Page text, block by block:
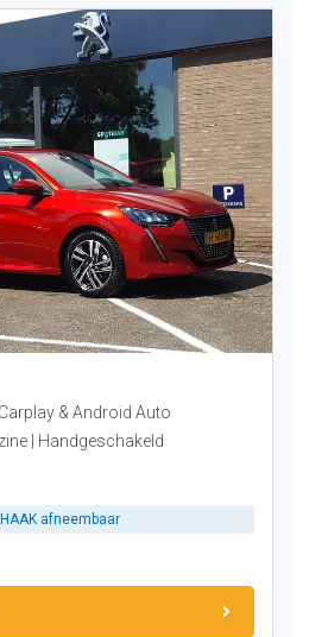
& Android Auto
Handgeschakeld
afneembaar